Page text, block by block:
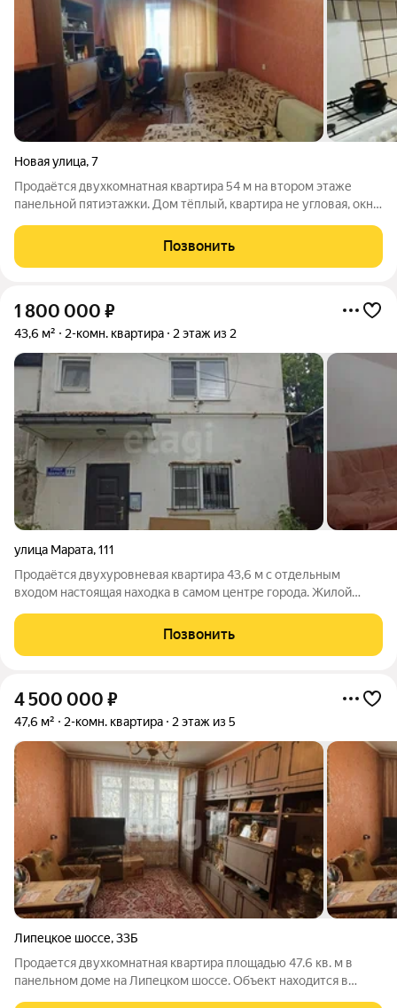
Новая улица,7
Продаётся двухкомнатная квартира 54 м на втором этаже
панельной пятиэтажки. Дом тёплый, квартира не угловая, окна
коридор широкий, санузел раздельный. Соседи дружелюбные,
подъезд содержится в
Позвонить
1 800 000 ₽
43,6 м² 2-комн. квартира 2 этаж из 2
улица Марата,111
Продаётся двухуровневая квартира 43,6 м с отдельным
входом настоящая находка в самом центре города. Жилой
сады, спортивная школа и стадион «Локомотив». Остановки
Позвонить
4 500 000 ₽
47,6 м² 2-комн. квартира 2 этаж из 5
Липецкое шоссе,33Б
Продается двухкомнатная квартира площадью 47.6 кв. м в
панельном доме на Липецком шоссе. Объект находится в